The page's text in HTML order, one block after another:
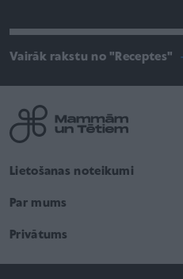
Vairāk rakstu no "Receptes"
Lietošanas noteikumi
Par mums
Privātums